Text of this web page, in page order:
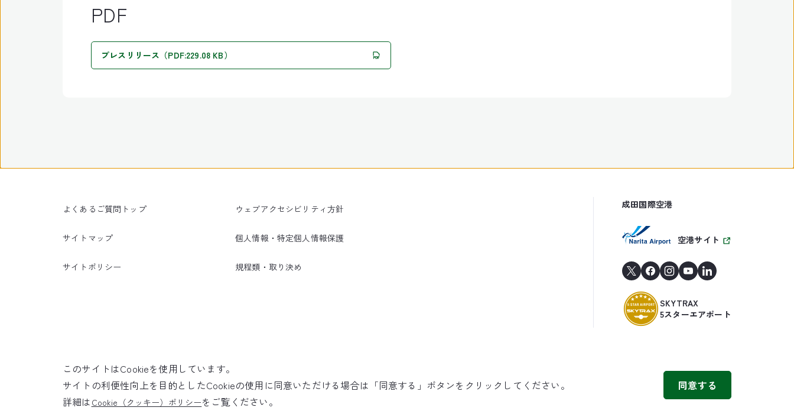
PDF
プレスリリース（PDF:229.08 KB）
よくあるご質問トップ
サイトマップ
サイトポリシー
ウェブアクセシビリティ方針
個人情報・特定個人情報保護
規程類・取り決め
成田国際空港
空港サイト
SKYTRAX
5スターエアポート
©NARITA INTERNATIONAL AIRPORT CORPORATION
このサイトはCookieを使用しています。
サイトの利便性向上を目的としたCookieの使用に同意いただける場合は「同意する」ボタンをクリックしてください。
詳細は Cookie（クッキー）ポリシーをご覧ください。
同意する